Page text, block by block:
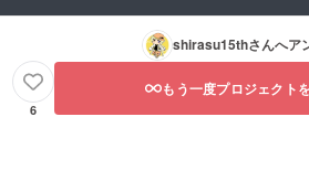
shirasu15thさんへア
6
もう一度プロジェクト